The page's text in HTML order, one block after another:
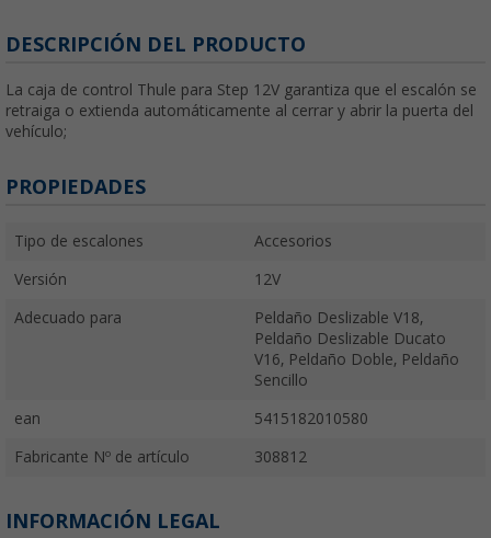
DESCRIPCIÓN DEL PRODUCTO
La caja de control Thule para Step 12V garantiza que el escalón se
retraiga o extienda automáticamente al cerrar y abrir la puerta del
vehículo;
PROPIEDADES
Tipo de escalones Accesorios
Versión 12V
Adecuado para
Peldaño Deslizable V18,
Peldaño Deslizable Ducato
V16, Peldaño Doble, Peldaño
Sencillo
ean 5415182010580
Fabricante Nº de artículo 308812
INFORMACIÓN LEGAL